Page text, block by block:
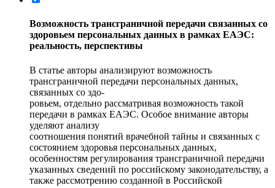
Возможность трансграничной передачи связанных со
здоровьем персональных данных в рамках ЕАЭС:
реальность, перспективы
В статье авторы анализируют возможность
трансграничной передачи персональных данных,
связанных со здо-
ровьем, отдельно рассматривая возможность такой
передачи в рамках ЕАЭС. Особое внимание авторы
уделяют анализу
соотношения понятий врачебной тайны и связанных с
состоянием здоровья персональных данных,
особенностям регулирования трансграничной передачи
указанных сведений по российскому законодательству, а
также рассмотрению созданной в Российской